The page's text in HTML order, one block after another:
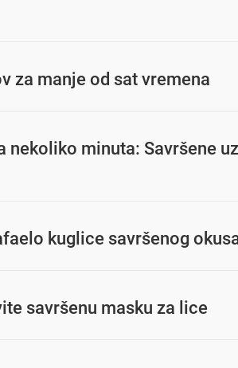
za manje od sat vremena
nekoliko minuta: Savršene
kuglice savršenog
savršenu masku za lice